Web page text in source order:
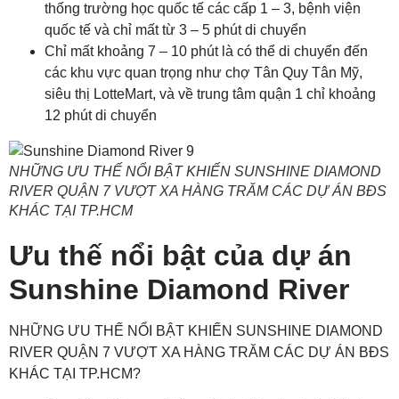
thống trường học quốc tế các cấp 1 – 3, bệnh viện
quốc tế và chỉ mất từ 3 – 5 phút di chuyển
Chỉ mất khoảng 7 – 10 phút là có thể di chuyển đến
các khu vực quan trọng như chợ Tân Quy Tân Mỹ,
siêu thị LotteMart, và về trung tâm quận 1 chỉ khoảng
12 phút di chuyển
NHỮNG ƯU THẾ NỔI BẬT KHIẾN SUNSHINE DIAMOND
RIVER QUẬN 7 VƯỢT XA HÀNG TRĂM CÁC DỰ ÁN BĐS
KHÁC TẠI TP.HCM
Ưu thế nổi bật của dự án
Sunshine Diamond River
NHỮNG ƯU THẾ NỔI BẬT KHIẾN SUNSHINE DIAMOND
RIVER QUẬN 7 VƯỢT XA HÀNG TRĂM CÁC DỰ ÁN BĐS
KHÁC TẠI TP.HCM?